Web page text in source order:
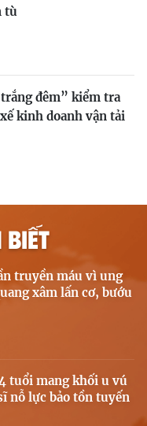
tù
đêm” kiểm tra
kinh doanh vận tải
BIẾT
truyền máu vì ung
xâm lấn cơ, bướu
tuổi mang khối u vú
nỗ lực bảo tồn tuyến